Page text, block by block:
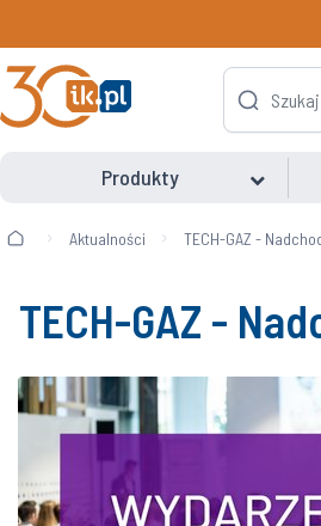
Produkty
Aktualności TECH-GAZ -
TECH-GAZ -